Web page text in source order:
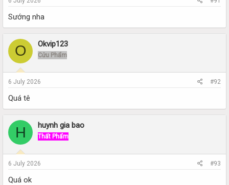
Sướng nha
O Okvip123
Cửu Phẩm
6 July 2026 #92
Quá tê
H huynh gia bao
Thất Phẩm
6 July 2026 #93
Quá ok